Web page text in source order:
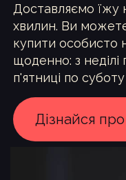
Доставляємо їжу
хвилин. Ви
купити особисто
щоденно: з неділі
п'ятниці по
Дiзнайся